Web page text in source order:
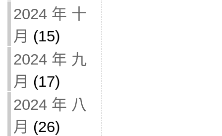
2024 年 十
月 (15)
2024 年 九
月 (17)
2024 年 八
月 (26)